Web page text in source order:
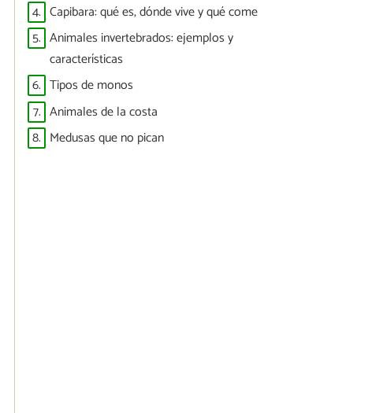
4. Capibara: qué es, dónde vive y qué come
5. Animales invertebrados: ejemplos y
características
6. Tipos de monos
7. Animales de la costa
8. Medusas que no pican